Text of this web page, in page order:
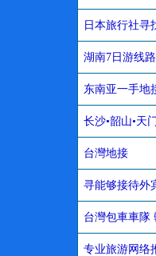
日本旅行社寻
湖南7日游线
东南亚一手地
长沙•韶山•天
台灣地接
寻能够接待外
台灣包車車隊
专业旅游网络